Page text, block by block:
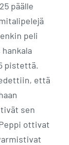
päälle
peli
pistettä.
että
sen
ottivat